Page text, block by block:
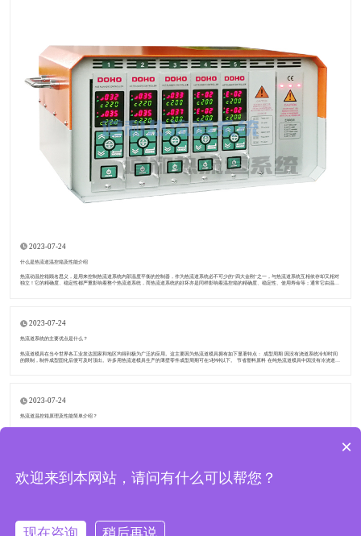
2023-07-24
什么是热流道温控箱及性能介绍
热流动温控箱顾名思义，是用来控制热流道系统内部温度平衡的控制器，作为热流道系统必不可少的“四大金刚”之一，与热流道系统互相依存却又相对
独立！它的精确度、稳定性都严重影响着整个热流道系统，而热流道系统的好坏亦是同样影响着温控箱的精确度、稳定性、使用寿命等；通常它由温控
2023-07-24
热流道系统的主要优点是什么？
热流道模具在当今世界各工业发达国家和地区均得到极为广泛的应用。这主要因为热流道模具拥有如下显著特点： 成型周期 因没有浇道系统冷却时间
的限制，制件成型固化后便可及时顶出。许多用热流道模具生产的薄壁零件成型周期可在5秒钟以下。 节省塑料原料 在纯热流道模具中因没有冷浇道，
2023-07-24
热流道温控箱原理及性能简单介绍？
×
欢迎来到本网站，请问有什么可以帮您？
现在咨询 稍后再说